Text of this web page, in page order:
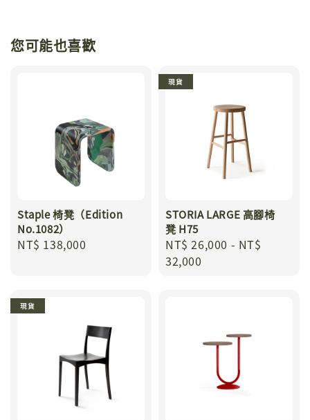
您可能也喜歡
Staple 椅凳（Edition
No.1082）
Regular
NT$ 138,000
現貨
STORIA LARGE 高腳椅
凳 H75
Regular
price
NT$ 26,000 - NT$
32,000
現貨